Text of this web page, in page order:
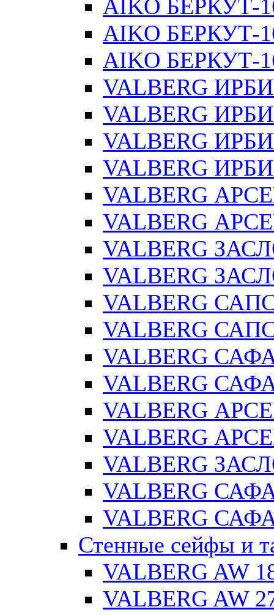
AIKO БЕРКУТ-
AIKO БЕРКУТ-
AIKO БЕРКУТ-
VALBERG
VALBERG
VALBERG
VALBERG
VALBERG
VALBERG
VALBERG
VALBERG
VALBERG
VALBERG
VALBERG
VALBERG
VALBERG
VALBERG
VALBERG
VALBERG
VALBERG
Стенные сейфы и
VALBERG AW
VALBERG AW